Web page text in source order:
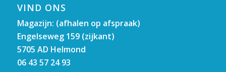
VIND ONS
Magazijn: (afhalen op afspraak)
Engelseweg 159 (zijkant)
5705 AD Helmond
06 43 57 24 93